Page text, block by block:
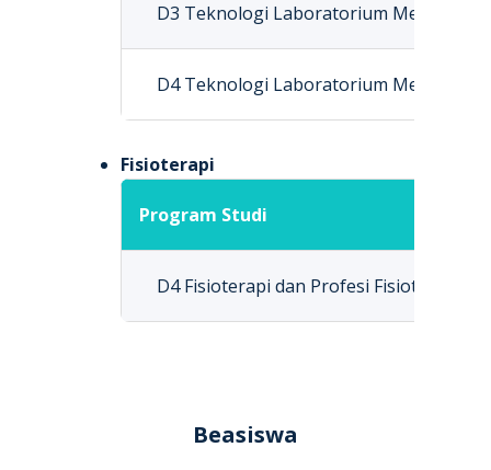
D3 Teknologi Laboratorium Medis
D4 Teknologi Laboratorium Medis
Fisioterapi
Program Studi
D4 Fisioterapi dan Profesi Fisioterapis
Beasiswa